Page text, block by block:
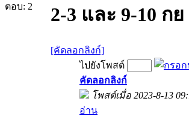
ตอบ: 2
2-3 และ 9-10 กย
[คัดลอกลิงก์]
ไปยังโพสต์
คัดลอกลิงก์
โพสต์เมื่อ 2023-8-13
อ่าน